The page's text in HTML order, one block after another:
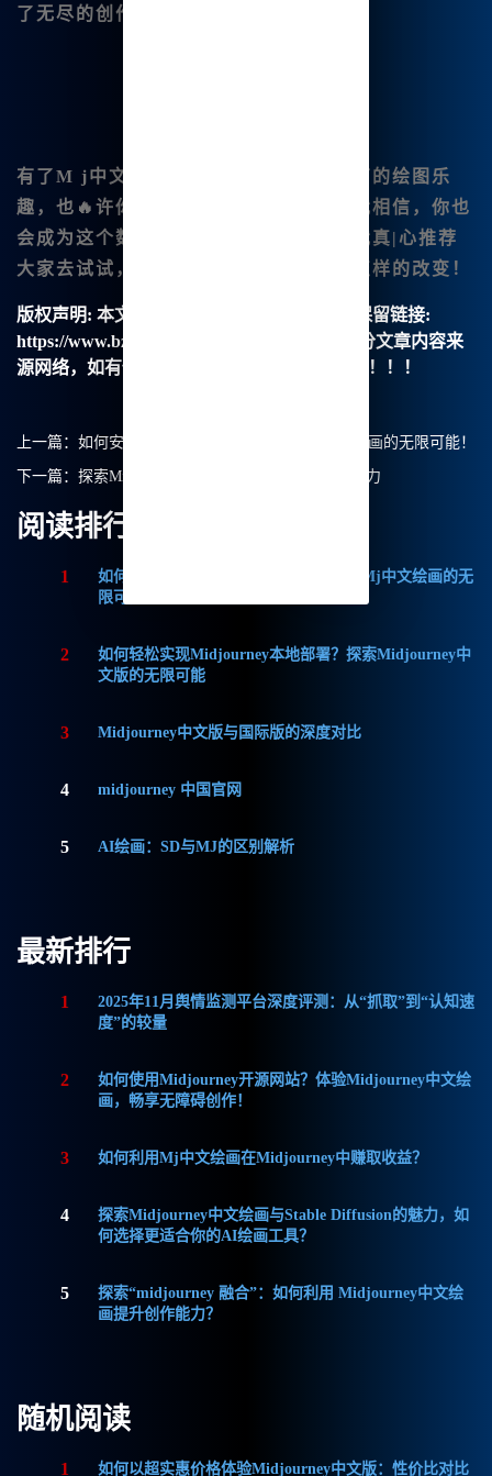
了无尽的创作灵感。
有了M j中文 绘画
，我感受到了前所未有的绘图乐
趣，也🔥许你也可以亲自体验一下，而我相信，你也
会成为这个数字艺术新时代的一部分。我真|心推荐
大家去试试，看看它能为你的绘画带来怎样的改变！
版权声明: 本文由【B族智能】原创，转载请保留链接:
https://www.bzu.cn/news/show/8439.html，部分文章内容来
源网络，如有侵权请联系我们删除处理。谢谢！！！
上一篇： 如何安装Midjourney中文版？探索Mj中文绘画的无限可能！
下一篇： 探索Midjourney中文绘画在工业设计中的潜力
阅读排行
1
如何获取Midjourney破解版免费？探索Mj中文绘画的无
限可能
2
如何轻松实现Midjourney本地部署？探索Midjourney中
文版的无限可能
3 Midjourney中文版与国际版的深度对比
4 midjourney 中国官网
5 AI绘画：SD与MJ的区别解析
最新排行
1
2025年11月舆情监测平台深度评测：从“抓取”到“认知速
度”的较量
2
如何使用Midjourney开源网站？体验Midjourney中文绘
画，畅享无障碍创作！
3 如何利用Mj中文绘画在Midjourney中赚取收益？
4
探索Midjourney中文绘画与Stable Diffusion的魅力，如
何选择更适合你的AI绘画工具？
5
探索“midjourney 融合”：如何利用 Midjourney中文绘
画提升创作能力？
随机阅读
1 如何以超实惠价格体验Midjourney中文版：性价比对比